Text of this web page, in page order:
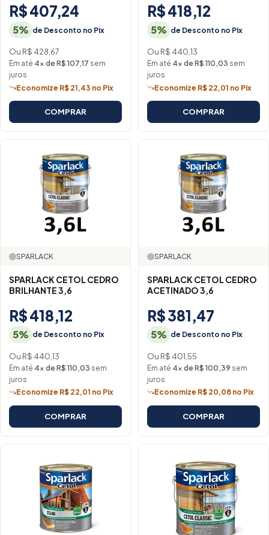
R$ 407,24
5% de Desconto no Pix
Ou R$ 428,67
Em até 4× de R$ 107,17 sem
juros
Economize R$ 21,43 no Pix
COMPRAR
R$ 418,12
5% de Desconto no Pix
Ou R$ 440,13
Em até 4× de R$ 110,03 sem
juros
Economize R$ 22,01 no Pix
COMPRAR
SPARLACK
SPARLACK CETOL CEDRO
BRILHANTE 3,6
R$ 418,12
5% de Desconto no Pix
Ou R$ 440,13
Em até 4× de R$ 110,03 sem
juros
Economize R$ 22,01 no Pix
COMPRAR
SPARLACK
SPARLACK CETOL CEDRO
ACETINADO 3,6
R$ 381,47
5% de Desconto no Pix
Ou R$ 401,55
Em até 4× de R$ 100,39 sem
juros
Economize R$ 20,08 no Pix
COMPRAR